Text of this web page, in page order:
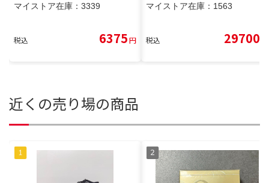
マイストア在庫： 3339
税込 6375円
マイストア在庫： 1563
税込 29700
近くの売り場の商品